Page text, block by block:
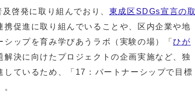
啓発に取り組んでおり、 東成区SDGs宣言の取
携促進に取り組んでいることや、区内企業や地
シップを育み学びあうラボ（実験の場）「ひが
解決に向けたプロジェクトの企画実施など、独
しているため、「17：パートナーシップで目標